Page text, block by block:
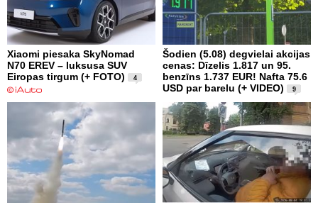
Xiaomi piesaka SkyNomad
N70 EREV – luksusa SUV
Eiropas tirgum (+ FOTO)
4
Šodien (5.08) degvielai akcijas
cenas: Dīzelis 1.817 un 95.
benzīns 1.737 EUR! Nafta 75.6
USD par barelu (+ VIDEO)
9